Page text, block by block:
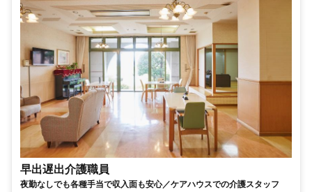
早出遅出介護職員
夜勤なしでも各種手当で収入面も安心／ケアハウスでの介護スタッフ